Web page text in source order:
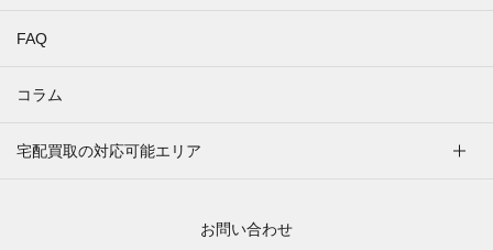
FAQ
コラム
宅配買取の対応可能エリア
お問い合わせ